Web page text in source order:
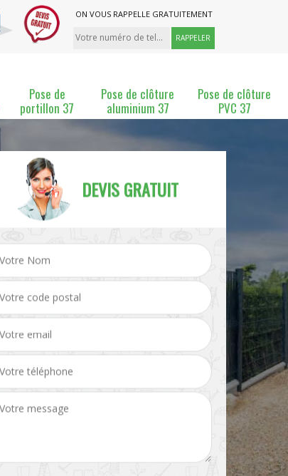
ON VOUS RAPPELLE GRATUITEMENT
Pose de
portillon 37
Pose de clôture
aluminium 37
Pose de clôture
PVC 37
Pose et changement de Pose de grillage 37
DEVIS GRATUIT